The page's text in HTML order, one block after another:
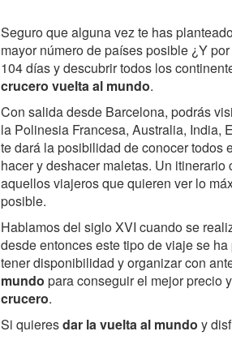
Seguro que alguna vez te has
mayor número de países posible ¿Y
104 días y descubrir todos los
crucero vuelta al mundo.
Con salida desde Barcelona, podrás
la Polinesia Francesa, Australia, India,
te dará la posibilidad de conocer todos
hacer y deshacer maletas. Un
aquellos viajeros que quieren ver lo
posible.
Hablamos del siglo XVI cuando se
desde entonces este tipo de viaje se
tener disponibilidad y organizar con
mundo para conseguir el mejor precio
crucero.
Si quieresdar la vuelta al mundo y